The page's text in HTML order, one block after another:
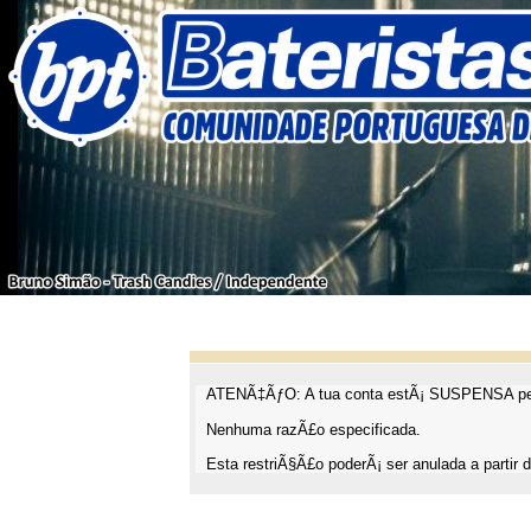
ATENÃ‡ÃƒO: A tua conta estÃ¡ SUSPENSA
Nenhuma razÃ£o especificada.
Esta restriÃ§Ã£o poderÃ¡ ser anulada a partir